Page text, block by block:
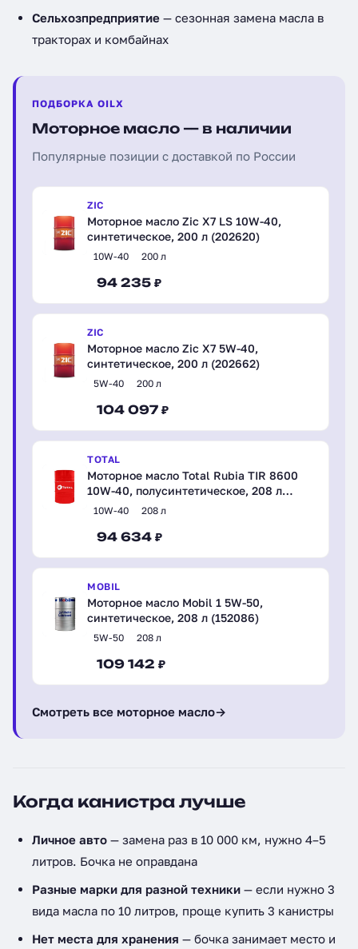
Сельхозпредприятие — сезонная замена масла в
тракторах и комбайнах
ПОДБОРКА OILX
Моторное масло — в наличии
Популярные позиции с доставкой по России
ZIC
Моторное масло Zic X7 LS 10W-40,
синтетическое, 200 л (202620)
10W-40 200 л
94 235 ₽
ZIC
Моторное масло Zic X7 5W-40,
синтетическое, 200 л (202662)
5W-40 200 л
104 097 ₽
TOTAL
Моторное масло Total Rubia TIR 8600
10W-40, полусинтетическое, 208 л
(110800)
10W-40 208 л
94 634 ₽
MOBIL
Моторное масло Mobil 1 5W-50,
синтетическое, 208 л (152086)
5W-50 208 л
109 142 ₽
Смотреть все моторное масло→
Когда канистра лучше
Личное авто — замена раз в 10 000 км, нужно 4–5
литров. Бочка не оправдана
Разные марки для разной техники — если нужно 3
вида масла по 10 литров, проще купить 3 канистры
Нет места для хранения — бочка занимает место и